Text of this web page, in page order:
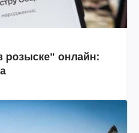
розыске" онлайн: